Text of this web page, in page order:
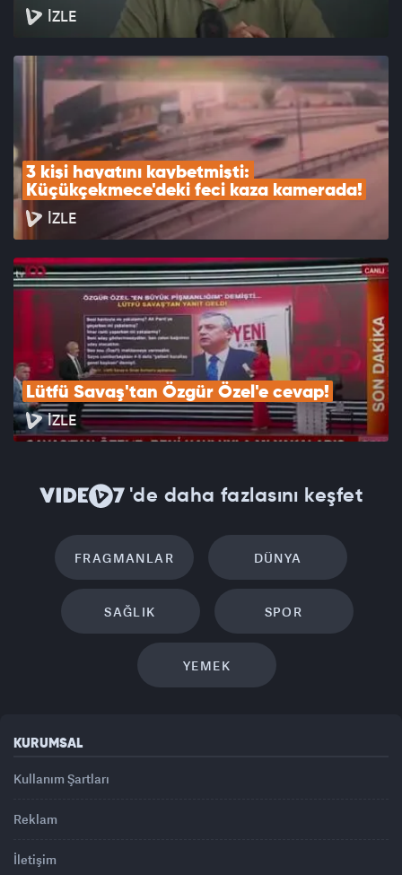
İZLE
3 kişi hayatını kaybetmişti:
Küçükçekmece'deki feci kaza kamerada!
İZLE
Lütfü Savaş'tan Özgür Özel'e cevap!
İZLE
'de daha fazlasını keşfet
FRAGMANLAR DÜNYA
SAĞLIK SPOR
YEMEK
KURUMSAL
Kullanım Şartları
Reklam
İletişim